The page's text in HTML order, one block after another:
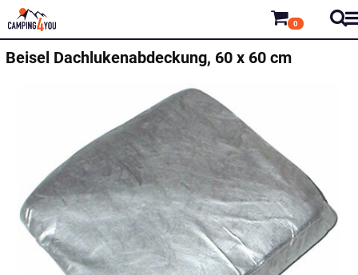
0
Beisel Dachlukenabdeckung, 60 x 60 cm